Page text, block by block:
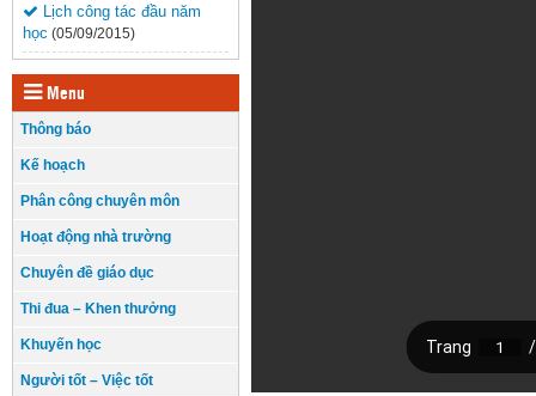
Lịch công tác đầu năm
học (05/09/2015)
Menu
Thông báo
Kế hoạch
Phân công chuyên môn
Hoạt động nhà trường
Chuyên đề giáo dục
Thi đua – Khen thưởng
Khuyến học
Người tốt – Việc tốt